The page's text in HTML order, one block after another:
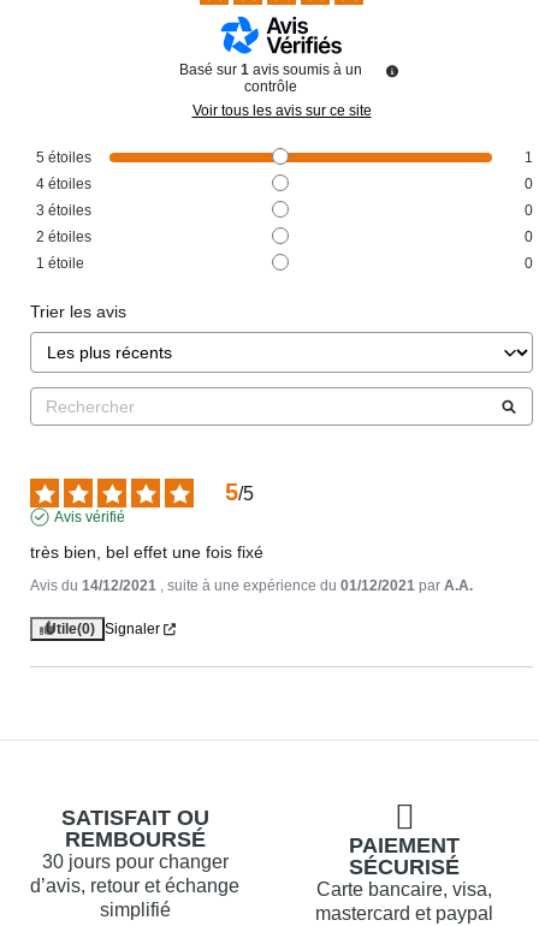
Basé sur 1 avis soumis à un
contrôle
Voir tous les avis sur ce site
5 étoiles
1
4 étoiles
0
3 étoiles
0
2 étoiles
0
1 étoile 0
Trier les avis
5/5
Avis vérifié
très bien, bel effet une fois fixé
Avis du 14/12/2021 , suite à une expérience du 01/12/2021 par A.A.
Utile(0) Signaler
SATISFAIT OU
REMBOURSÉ
30 jours pour changer
d’avis, retour et échange
simplifié
PAIEMENT
SÉCURISÉ
Carte bancaire, visa,
mastercard et paypal